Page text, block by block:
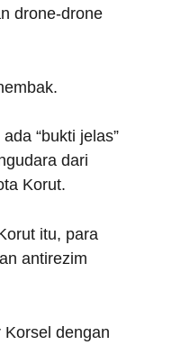
drone-drone
“bukti jelas”
dari
Korut.
itu, para
antirezim
dengan